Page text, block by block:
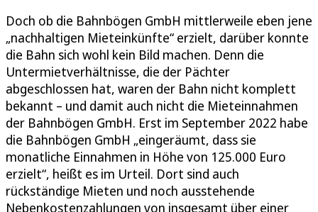
Doch ob die Bahnbögen GmbH mittlerweile eben jene
„nachhaltigen Mieteinkünfte“ erzielt, darüber konnte
die Bahn sich wohl kein Bild machen. Denn die
Untermietverhältnisse, die der Pächter
abgeschlossen hat, waren der Bahn nicht komplett
bekannt – und damit auch nicht die Mieteinnahmen
der Bahnbögen GmbH. Erst im September 2022 habe
die Bahnbögen GmbH „eingeräumt, dass sie
monatliche Einnahmen in Höhe von 125.000 Euro
erzielt“, heißt es im Urteil. Dort sind auch
rückständige Mieten und noch ausstehende
Nebenkostenzahlungen von insgesamt über einer